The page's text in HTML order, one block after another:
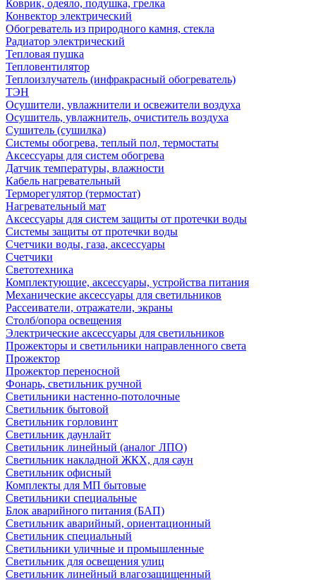
Коврик, одеяло, подушка, грелка
Конвектор электрический
Обогреватель из природного камня, стекла
Радиатор электрический
Тепловая пушка
Тепловентилятор
Теплоизлучатель (инфракрасный обогреватель)
ТЭН
Осушители, увлажнители и освежители воздуха
Осушитель, увлажнитель, очиститель воздуха
Сушитель (сушилка)
Системы обогрева, теплый пол, термостаты
Аксессуары для систем обогрева
Датчик температуры, влажности
Кабель нагревательный
Терморегулятор (термостат)
Нагревательный мат
Аксессуары для систем защиты от протечки воды
Системы защиты от протечки воды
Счетчики воды, газа, аксессуары
Счетчики
Светотехника
Комплектующие, аксессуары, устройства питания
Механические аксессуары для светильников
Рассеиватели, отражатели, экраны
Столб/опора освещения
Электрические аксессуары для светильников
Прожекторы и светильники направленного света
Прожектор
Прожектор переносной
Фонарь, светильник ручной
Светильники настенно-потолочные
Светильник бытовой
Светильник горловинт
Светильник даунлайт
Светильник линейный (аналог ЛПО)
Светильник накладной ЖКХ, для саун
Светильник офисный
Комплекты для МП бытовые
Светильники специальные
Блок аварийного питания (БАП)
Светильник аварийный, ориентационный
Светильник специальный
Светильники уличные и промышленные
Светильник для освещения улиц
Светильник линейный влагозащищенный